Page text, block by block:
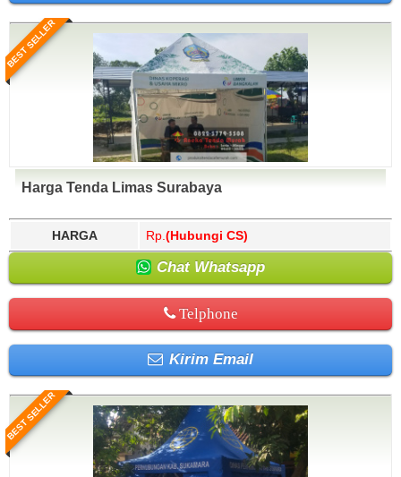
BEST SELLER
Harga Tenda Limas Surabaya
HARGA Rp. (Hubungi CS)
Chat Whatsapp
Telphone
Kirim Email
BEST SELLER